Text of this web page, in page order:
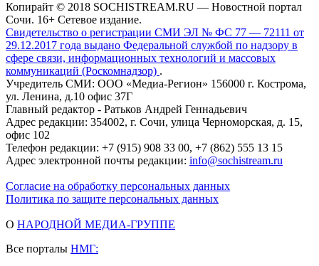
Копирайт © 2018 SOCHISTREAM.RU — Новостной портал
Сочи. 16+ Сетевое издание.
Свидетельство о регистрации СМИ ЭЛ № ФС 77 — 72111 от
29.12.2017 года выдано Федеральной службой по надзору в
сфере связи, информационных технологий и массовых
коммуникаций (Роскомнадзор) .
Учредитель СМИ: ООО «Медиа-Регион» 156000 г. Кострома,
ул. Ленина, д.10 офис 37Г
Главный редактор - Ратьков Андрей Геннадьевич
Адрес редакции: 354002, г. Сочи, улица Черноморская, д. 15,
офис 102
Телефон редакции: +7 (915) 908 33 00, +7 (862) 555 13 15
Адрес электронной почты редакции: info@sochistream.ru
Согласие на обработку персональных данных
Политика по защите персональных данных
О НАРОДНОЙ МЕДИА-ГРУППЕ
Все порталы НМГ: